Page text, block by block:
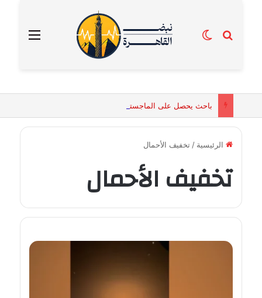
القائمة بحث عنالوضع المظلم
الرئيسية / تخفيف الأحمال
تخفيف الأحمال